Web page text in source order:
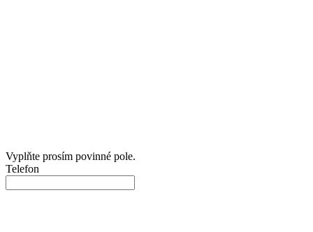
Vyplňte prosím povinné pole.
Telefon